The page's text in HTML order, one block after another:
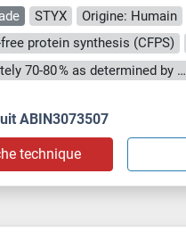
STYX
Origine: Humain
protein synthesis (CFPS)
approximately 70-80 % as determined by SDS PAGE, Western Blot and analytical SEC (HPLC).
ABIN3073507
technique